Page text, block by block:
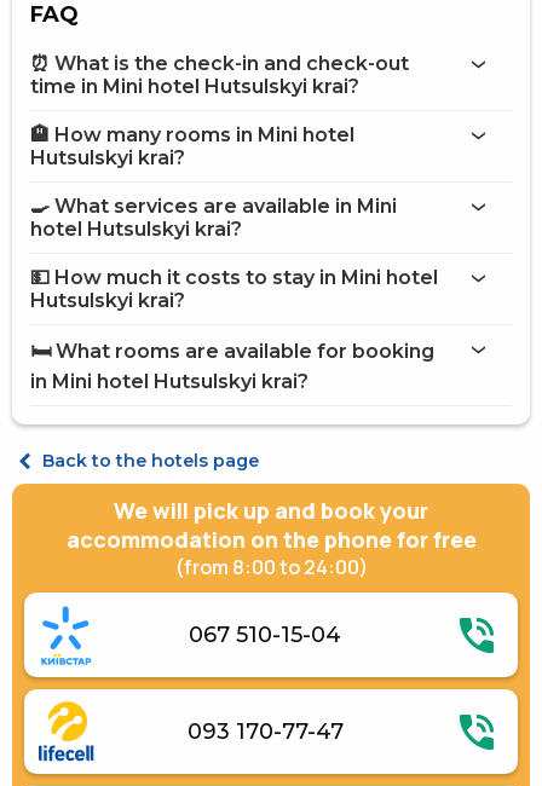
FAQ
⏰ What is the check-in and check-out
time in Mini hotel Hutsulskyi krai?
More information about Mini hotel Hutsulskyi krai
🏨 How many rooms in Mini hotel
Hutsulskyi krai?
🍳 What services are available in Mini
hotel Hutsulskyi krai?
Parking
Room service
Brazier
Barbecue Accessories
Coffee house on site
💵 How much it costs to stay in Mini hotel
Hutsulskyi krai?
🛏️ What rooms are available for booking
in Mini hotel Hutsulskyi krai?
Suite Double
Back to the hotels page
We will pick up and book your
accommodation on the phone for free
(from 8:00 to 24:00)
067 510-15-04
093 170-77-47